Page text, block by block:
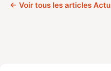
← Voir tous les articles Actu